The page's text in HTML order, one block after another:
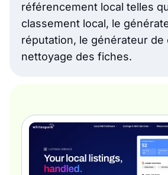
référencement local telles
classement local, le
réputation, le générateur de
nettoyage des fiches.